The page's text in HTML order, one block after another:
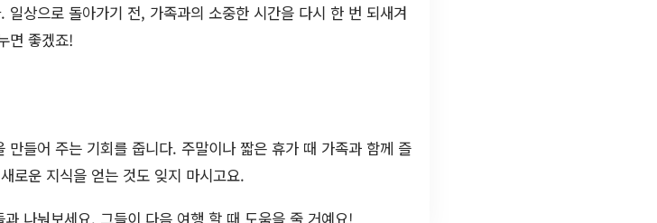
상으로 돌아가기 전, 가족과의 소중한 시간을 다시 한 번 되새겨
면 좋겠죠!
만들어 주는 기회를 줍니다. 주말이나 짧은 휴가 때 가족과 함께 즐
로운 지식을 얻는 것도 잊지 마시고요.
나눠보세요. 그들이 다음 여행 할 때 도움을 줄 거예요!